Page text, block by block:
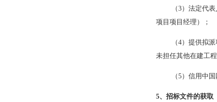
（3）法定代
项目项目经理）；
（4）提供拟
未担任其他在建工
（5）信用中
5、招标文件的获取